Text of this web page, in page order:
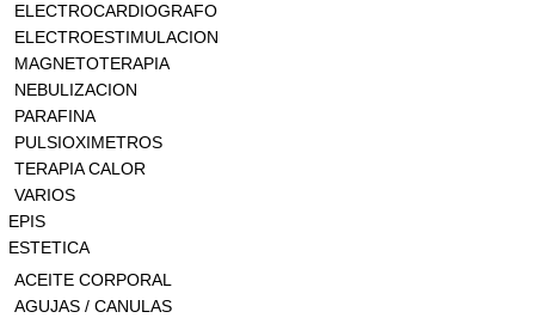
ELECTROCARDIOGRAFO
ELECTROESTIMULACION
MAGNETOTERAPIA
NEBULIZACION
PARAFINA
PULSIOXIMETROS
TERAPIA CALOR
VARIOS
EPIS
ESTETICA
ACEITE CORPORAL
AGUJAS / CANULAS